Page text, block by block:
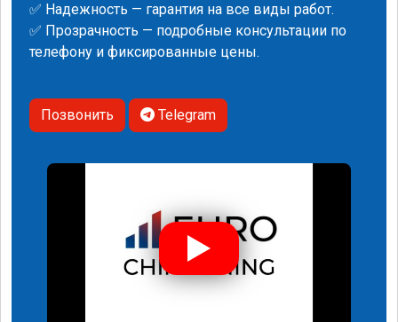
✅ Надежность — гарантия на все виды работ.
✅ Прозрачность — подробные консультации по
телефону и фиксированные цены.
Позвонить Telegram